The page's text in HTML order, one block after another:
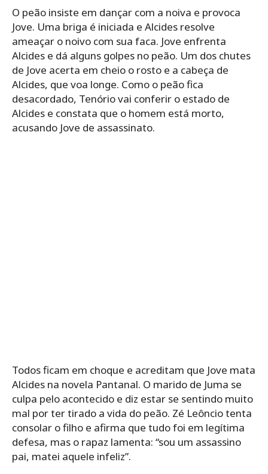
O peão insiste em dançar com a noiva e provoca
Jove. Uma briga é iniciada e Alcides resolve
ameaçar o noivo com sua faca. Jove enfrenta
Alcides e dá alguns golpes no peão. Um dos chutes
de Jove acerta em cheio o rosto e a cabeça de
Alcides, que voa longe. Como o peão fica
desacordado, Tenório vai conferir o estado de
Alcides e constata que o homem está morto,
acusando Jove de assassinato.
Todos ficam em choque e acreditam que Jove mata
Alcides na novela Pantanal. O marido de Juma se
culpa pelo acontecido e diz estar se sentindo muito
mal por ter tirado a vida do peão. Zé Leôncio tenta
consolar o filho e afirma que tudo foi em legítima
defesa, mas o rapaz lamenta: “sou um assassino
pai, matei aquele infeliz”.